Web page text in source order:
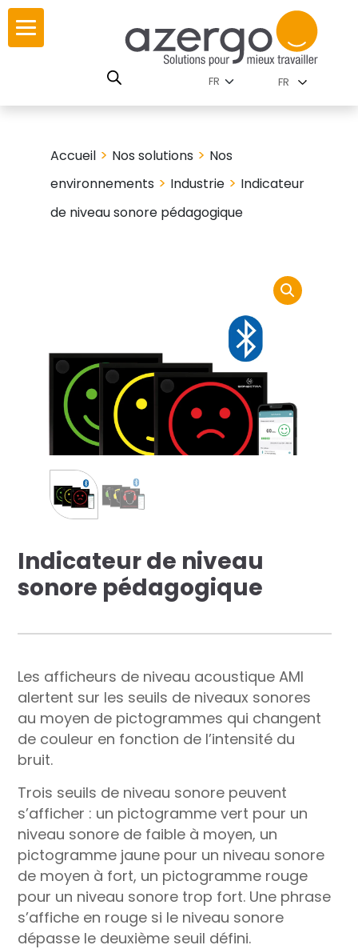
Skip
content
par famille
solutions...
Vie
Azergo
FR
Accueil > Nos solutions > Nos
environnements > Industrie > Indicateur
de niveau sonore pédagogique
Indicateur de niveau
sonore pédagogique
Les afficheurs de niveau acoustique AMI
alertent sur les seuils de niveaux sonores
au moyen de pictogrammes qui changent
de couleur en fonction de l’intensité du
bruit.
Trois seuils de niveau sonore peuvent
s’afficher : un pictogramme vert pour un
niveau sonore de faible à moyen, un
pictogramme jaune pour un niveau sonore
de moyen à fort, un pictogramme rouge
pour un niveau sonore trop fort. Une phrase
s’affiche en rouge si le niveau sonore
dépasse le deuxième seuil défini.